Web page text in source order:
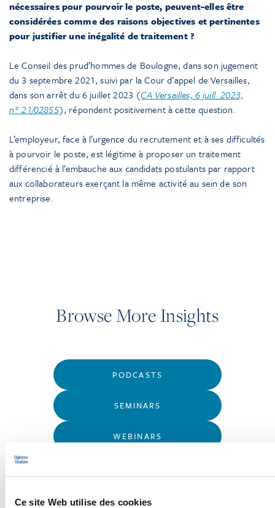
Ce site Web utilise des cookies
nécessaires pour pourvoir le poste, peuvent-elles être
considérées comme des raisons objectives et pertinentes
pour justifier une inégalité de traitement ?
Le Conseil des prud’hommes de Boulogne, dans son jugement
du 3 septembre 2021, suivi par la Cour d’appel de Versailles,
dans son arrêt du 6 juillet 2023 (CA Versailles, 6 juill. 2023,
n° 21/02855), répondent positivement à cette question.
L’employeur, face à l’urgence du recrutement et à ses difficultés
à pourvoir le poste, est légitime à proposer un traitement
différencié à l’embauche aux candidats postulants par rapport
aux collaborateurs exerçant la même activité au sein de son
entreprise.
Browse More Insights
PODCASTS
SEMINARS
WEBINARS